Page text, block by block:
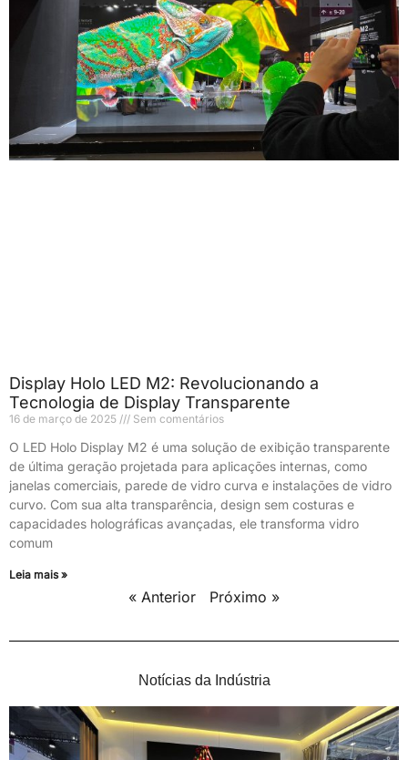
Display Holo LED M2: Revolucionando a
Tecnologia de Display Transparente
16 de março de 2025 Sem comentários
O LED Holo Display M2 é uma solução de exibição transparente
de última geração projetada para aplicações internas, como
janelas comerciais, parede de vidro curva e instalações de vidro
curvo. Com sua alta transparência, design sem costuras e
capacidades holográficas avançadas, ele transforma vidro
comum
Leia mais »
« Anterior Próximo »
Notícias da Indústria